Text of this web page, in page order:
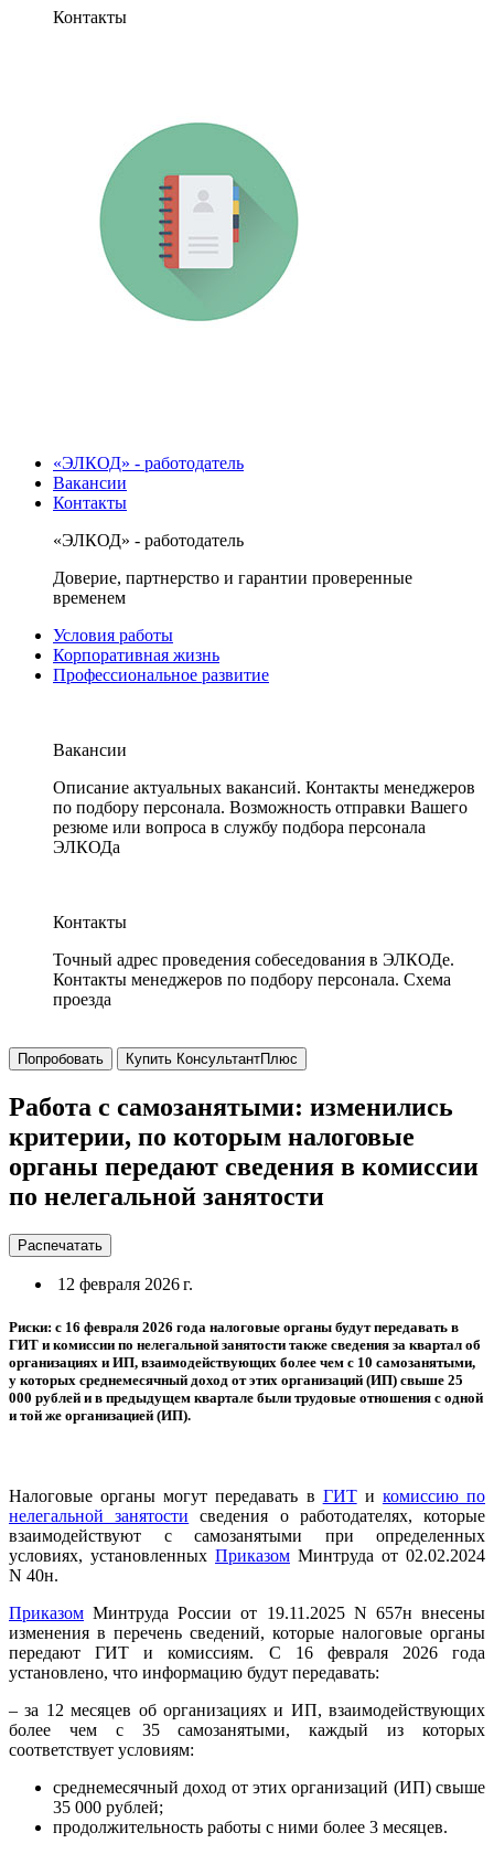
Контакты
«ЭЛКОД» - работодатель
Вакансии
Контакты
«ЭЛКОД» - работодатель
Доверие, партнерство и гарантии проверенные
временем
Условия работы
Корпоративная жизнь
Профессиональное развитие
Вакансии
Описание актуальных вакансий. Контакты менеджеров
по подбору персонала. Возможность отправки Вашего
резюме или вопроса в службу подбора персонала
ЭЛКОДа
Контакты
Точный адрес проведения собеседования в ЭЛКОДе.
Контакты менеджеров по подбору персонала. Схема
проезда
Попробовать Купить КонсультантПлюс
Работа с самозанятыми: изменились
критерии, по которым налоговые
органы передают сведения в комиссии
по нелегальной занятости
Распечатать
12 февраля 2026 г.
Риски: с 16 февраля 2026 года налоговые органы будут передавать в
ГИТ и комиссии по нелегальной занятости также сведения за квартал об
организациях и ИП, взаимодействующих более чем с 10 самозанятыми,
у которых среднемесячный доход от этих организаций (ИП) свыше 25
000 рублей и в предыдущем квартале были трудовые отношения с одной
и той же организацией (ИП).
Налоговые органы могут передавать в ГИТи комиссию по
нелегальной занятости сведения о работодателях, которые
взаимодействуют с самозанятыми при определенных
условиях, установленных Приказом Минтруда от 02.02.2024
N 40н.
Приказом Минтруда России от 19.11.2025 N 657н внесены
изменения в перечень сведений, которые налоговые органы
передают ГИТ и комиссиям. С 16 февраля 2026 года
установлено, что информацию будут передавать:
– за 12 месяцев об организациях и ИП, взаимодействующих
более чем с 35 самозанятыми, каждый из которых
соответствует условиям:
среднемесячный доход от этих организаций (ИП) свыше
35 000 рублей;
продолжительность работы с ними более 3 месяцев.